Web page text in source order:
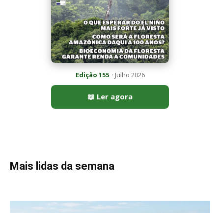
Mais lidas da semana
Peixe-lua emerge horizontalmente na superfície oceânica para
permitir que aves marinhas removam ectoparasitas